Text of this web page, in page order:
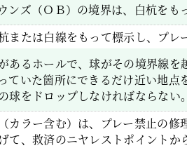
ンズ（ＯＢ）の境界は、白杭をも
または白線をもって標示し、プレ
あるホールで、球がその境界線
ていた箇所にできるだけ近い地
球をドロップしなければならない。
カラー含む）は、プレー禁止の
て、救済のニヤレストポイント